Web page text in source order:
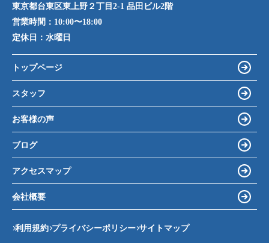
東京都台東区東上野２丁目2-1 品田ビル2階
営業時間： 10:00〜18:00
定休日： 水曜日
トップページ
スタッフ
お客様の声
ブログ
アクセスマップ
会社概要
利用規約 プライバシーポリシー サイトマップ